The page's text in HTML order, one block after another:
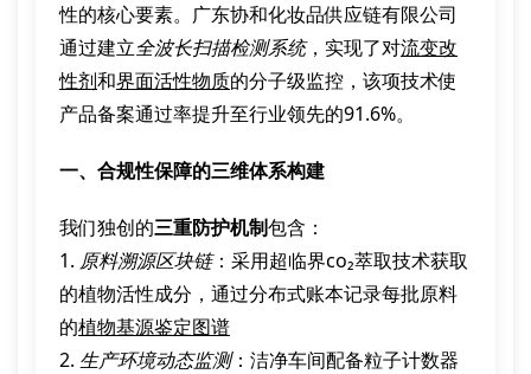
性的核心要素。广东协和化妆品供应链有限公司
通过建立全波长扫描检测系统，实现了对流变改
性剂和界面活性物质的分子级监控，该项技术使
产品备案通过率提升至行业领先的91.6%。
一、合规性保障的三维体系构建
我们独创的三重防护机制包含：
1. 原料溯源区块链：采用超临界co₂萃取技术获取
的植物活性成分，通过分布式账本记录每批原料
的植物基源鉴定图谱
2. 生产环境动态监测：洁净车间配备粒子计数器